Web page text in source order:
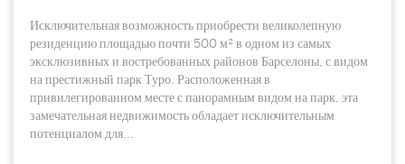
Исключительная возможность приобрести великолепную
резиденцию площадью почти 500 м² в одном из самых
эксклюзивных и востребованных районов Барселоны, с видом
на престижный парк Туро. Расположенная в
привилегированном месте с панорамным видом на парк, эта
замечательная недвижимость обладает исключительным
потенциалом для...